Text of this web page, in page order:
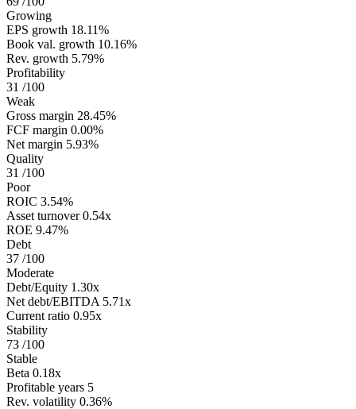
Growing
EPS growth 18.11%
Book val. growth 10.16%
Rev. growth 5.79%
Profitability
31 /100
Weak
Gross margin 28.45%
FCF margin 0.00%
Net margin 5.93%
Quality
31 /100
Poor
ROIC 3.54%
Asset turnover 0.54x
ROE 9.47%
Debt
37 /100
Moderate
Debt/Equity 1.30x
Net debt/EBITDA 5.71x
Current ratio 0.95x
Stability
73 /100
Stable
Beta 0.18x
Profitable years 5
Rev. volatility 0.36%